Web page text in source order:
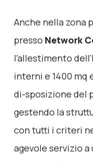
Anche nella zona
presso Network
l’allestimento
interni e 1400 mq
di-sposizione del
gestendo la
con tutti i criteri
agevole servizio